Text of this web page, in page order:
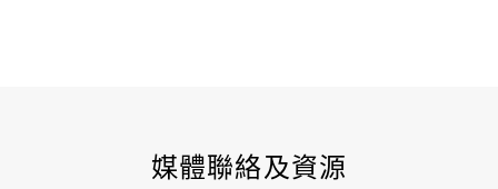
媒體聯絡及資源